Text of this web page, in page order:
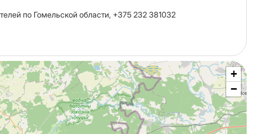
по Гомельской области, +375 232 381032
+
−